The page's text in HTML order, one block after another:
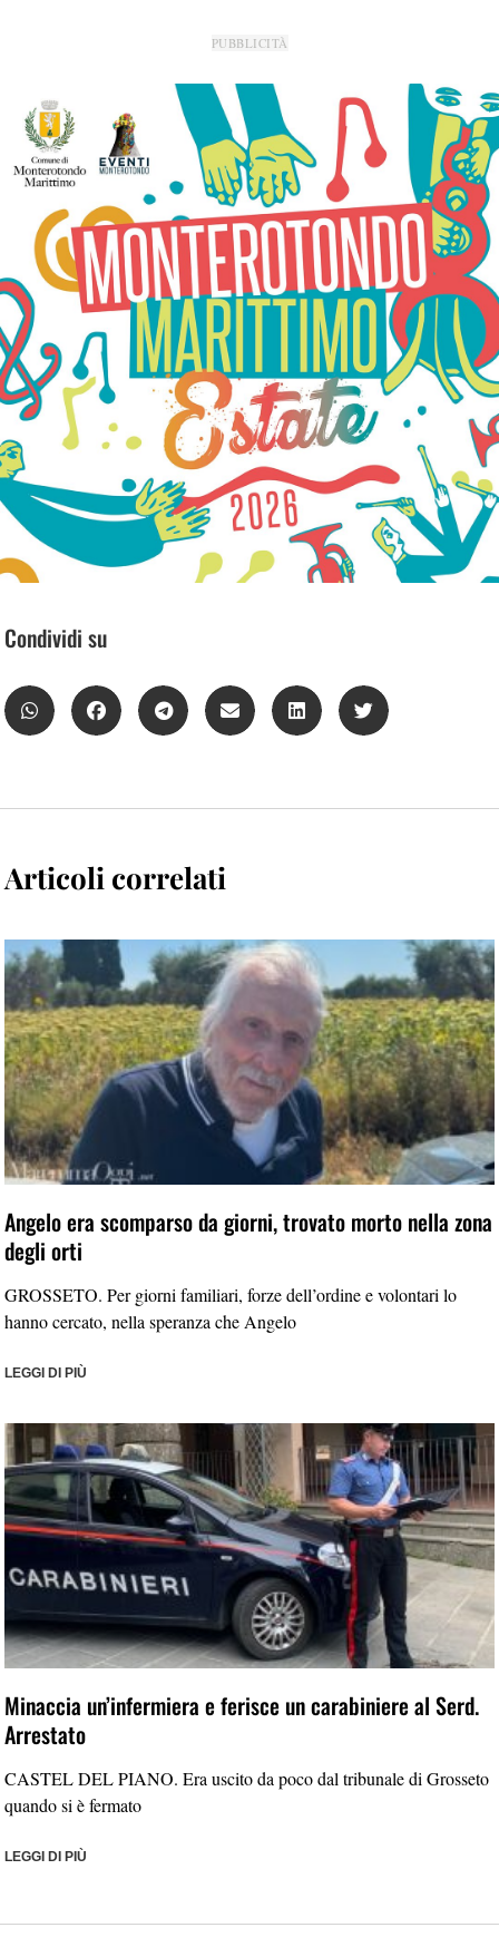
PUBBLICITÀ
Condividi su
Articoli correlati
Angelo era scomparso da giorni, trovato morto nella zona
degli orti
GROSSETO. Per giorni familiari, forze dell’ordine e volontari lo
hanno cercato, nella speranza che Angelo
LEGGI DI PIÙ
Minaccia un’infermiera e ferisce un carabiniere al Serd.
Arrestato
CASTEL DEL PIANO. Era uscito da poco dal tribunale di Grosseto
quando si è fermato
LEGGI DI PIÙ